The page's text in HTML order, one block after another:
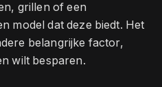
grillen of een
model dat deze biedt. Het
belangrijke factor,
wilt besparen.